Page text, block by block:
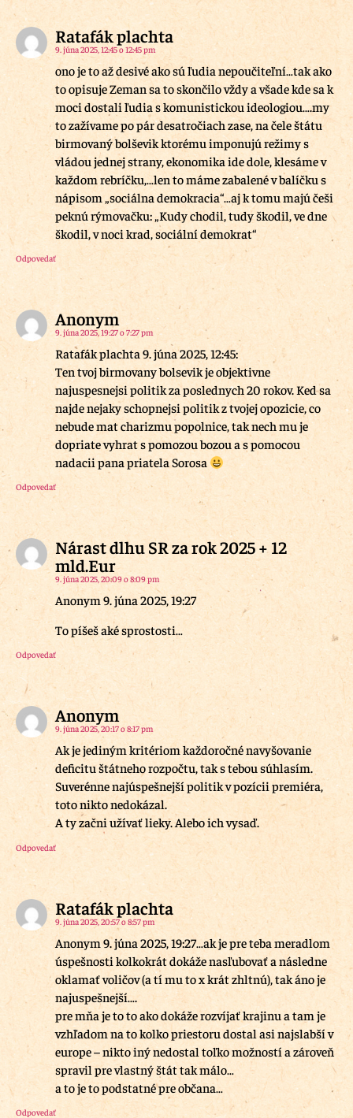
Ratafák plachta
9. júna 2025, 12:45 o 12:45 pm
ono je to až desivé ako sú ľudia nepoučiteľní…tak ako
to opisuje Zeman sa to skončilo vždy a všade kde sa k
moci dostali ľudia s komunistickou ideologiou….my
to zažívame po pár desatročiach zase, na čele štátu
birmovaný bolševik ktorému imponujú režimy s
vládou jednej strany, ekonomika ide dole, klesáme v
každom rebríčku,…len to máme zabalené v balíčku s
nápisom „sociálna demokracia“…aj k tomu majú češi
peknú rýmovačku: „Kudy chodil, tudy škodil, ve dne
škodil, v noci krad, sociální demokrat“
Odpovedať
Anonym
9. júna 2025, 19:27 o 7:27 pm
Ratafák plachta 9. júna 2025, 12:45:
Ten tvoj birmovany bolsevik je objektivne
najuspesnejsi politik za poslednych 20 rokov. Ked sa
najde nejaky schopnejsi politik z tvojej opozicie, co
nebude mat charizmu popolnice, tak nech mu je
dopriate vyhrat s pomozou bozou a s pomocou
nadacii pana priatela Sorosa
Odpovedať
Nárast dlhu SR za rok 2025 + 12
mld.Eur
9. júna 2025, 20:09 o 8:09 pm
Anonym 9. júna 2025, 19:27
To píšeš aké sprostosti…
Odpovedať
Anonym
9. júna 2025, 20:17 o 8:17 pm
Ak je jediným kritériom každoročné navyšovanie
deficitu štátneho rozpočtu, tak s tebou súhlasím.
Suverénne najúspešnejší politik v pozícii premiéra,
toto nikto nedokázal.
A ty začni užívať lieky. Alebo ich vysaď.
Odpovedať
Ratafák plachta
9. júna 2025, 20:57 o 8:57 pm
Anonym 9. júna 2025, 19:27…ak je pre teba meradlom
úspešnosti kolkokrát dokáže nasľubovať a následne
oklamať voličov (a tí mu to x krát zhltnú), tak áno je
najuspešnejší….
pre mňa je to to ako dokáže rozvíjať krajinu a tam je
vzhľadom na to kolko priestoru dostal asi najslabší v
europe – nikto iný nedostal toľko možností a zároveň
spravil pre vlastný štát tak málo…
a to je to podstatné pre občana…
Odpovedať